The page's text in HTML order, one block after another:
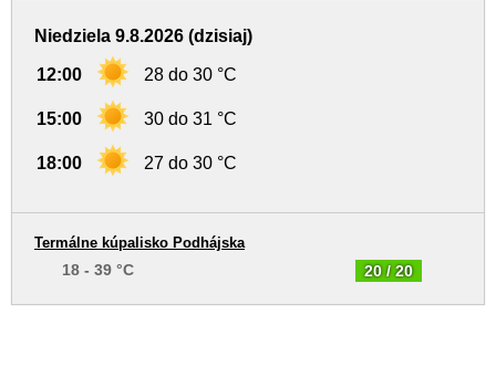
Niedziela 9.8.2026 (dzisiaj)
12:00 28 do 30 °C
15:00 30 do 31 °C
18:00 27 do 30 °C
20 / 20
Termálne kúpalisko Podhájska
18 - 39 °C